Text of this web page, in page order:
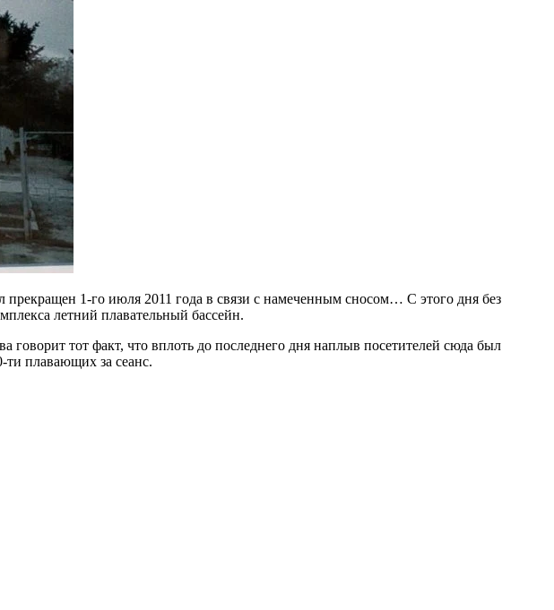
1-го июля 2011 года в связи с намеченным сносом… С этого дня без
летний плавательный бассейн.
тот факт, что вплоть до последнего дня наплыв посетителей сюда был
ти плавающих за сеанс.